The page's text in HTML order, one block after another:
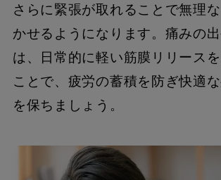
さらに緊張が取れることで無理
かせるようになります。痛みの
は、日常的に軽い筋膜リリース
ことで、疲労の蓄積を防ぎ快適
を保ちましょう。